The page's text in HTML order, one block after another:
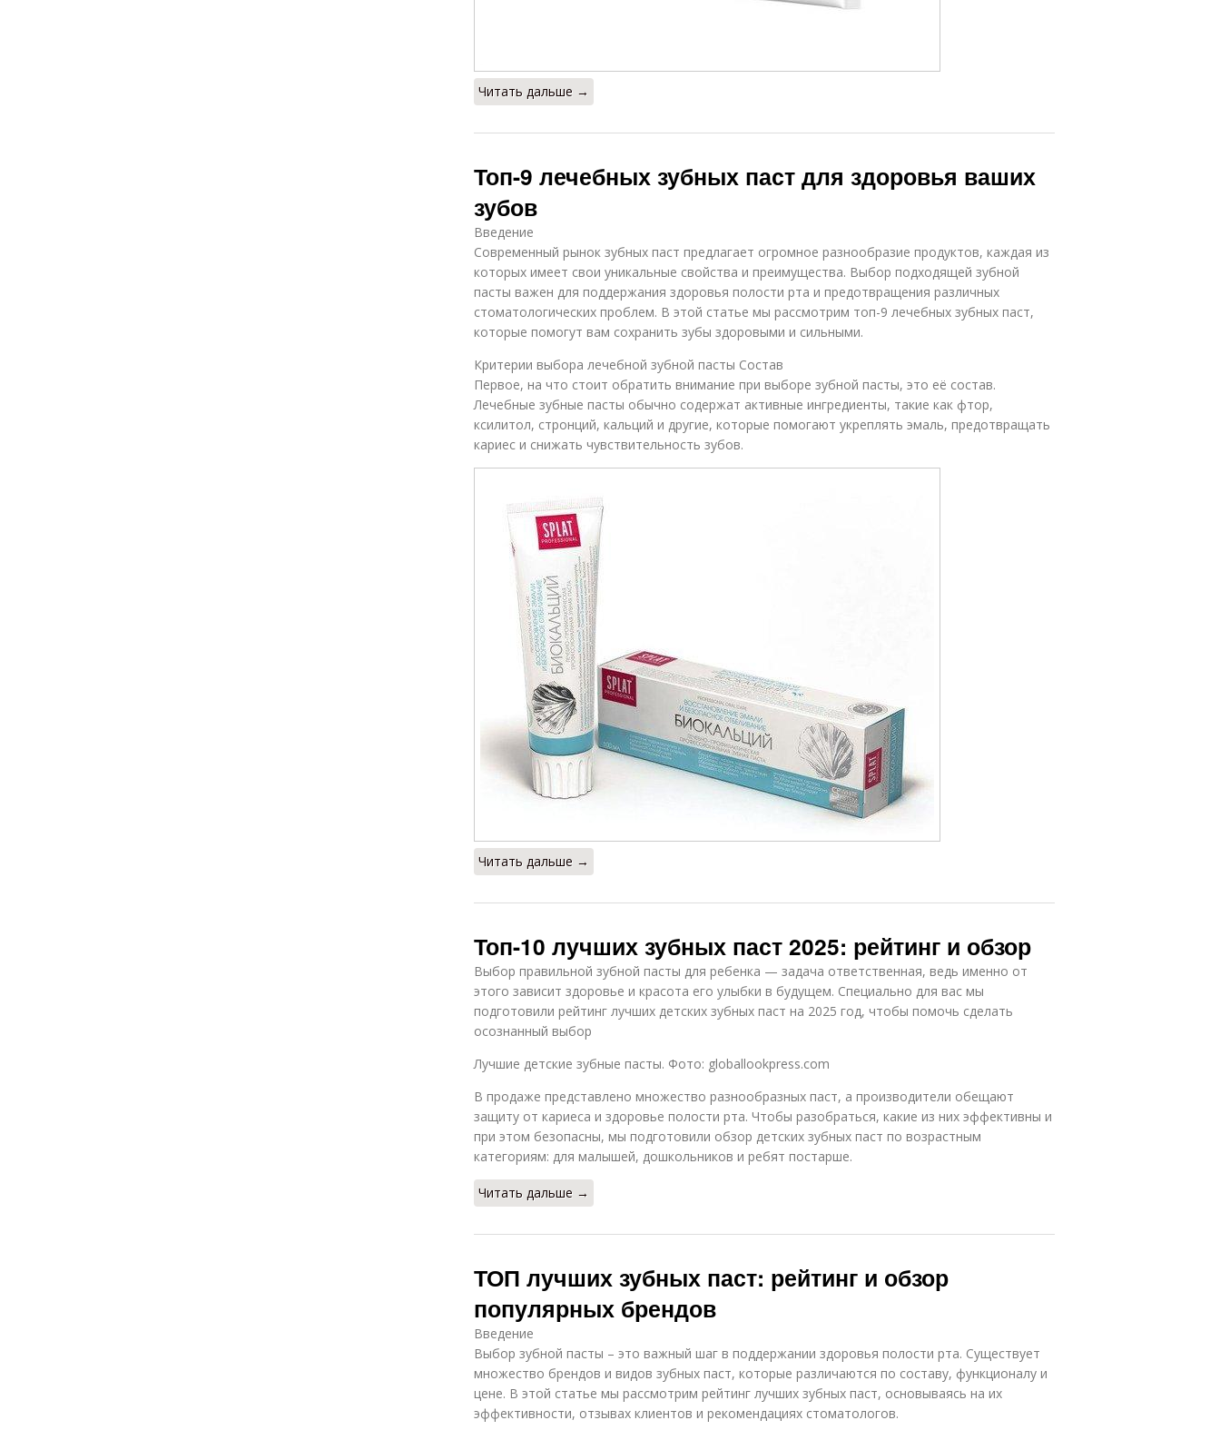
Читать дальше →
Топ-9 лечебных зубных паст для здоровья ваших
зубов
Введение
Современный рынок зубных паст предлагает огромное разнообразие продуктов, каждая из
которых имеет свои уникальные свойства и преимущества. Выбор подходящей зубной
пасты важен для поддержания здоровья полости рта и предотвращения различных
стоматологических проблем. В этой статье мы рассмотрим топ-9 лечебных зубных паст,
которые помогут вам сохранить зубы здоровыми и сильными.
Критерии выбора лечебной зубной пасты Состав
Первое, на что стоит обратить внимание при выборе зубной пасты, это её состав.
Лечебные зубные пасты обычно содержат активные ингредиенты, такие как фтор,
ксилитол, стронций, кальций и другие, которые помогают укреплять эмаль, предотвращать
кариес и снижать чувствительность зубов.
Читать дальше →
Топ-10 лучших зубных паст 2025: рейтинг и обзор
Выбор правильной зубной пасты для ребенка — задача ответственная, ведь именно от
этого зависит здоровье и красота его улыбки в будущем. Специально для вас мы
подготовили рейтинг лучших детских зубных паст на 2025 год, чтобы помочь сделать
осознанный выбор
Лучшие детские зубные пасты. Фото: globallookpress.com
В продаже представлено множество разнообразных паст, а производители обещают
защиту от кариеса и здоровье полости рта. Чтобы разобраться, какие из них эффективны и
при этом безопасны, мы подготовили обзор детских зубных паст по возрастным
категориям: для малышей, дошкольников и ребят постарше.
Читать дальше →
ТОП лучших зубных паст: рейтинг и обзор
популярных брендов
Введение
Выбор зубной пасты – это важный шаг в поддержании здоровья полости рта. Существует
множество брендов и видов зубных паст, которые различаются по составу, функционалу и
цене. В этой статье мы рассмотрим рейтинг лучших зубных паст, основываясь на их
эффективности, отзывах клиентов и рекомендациях стоматологов.